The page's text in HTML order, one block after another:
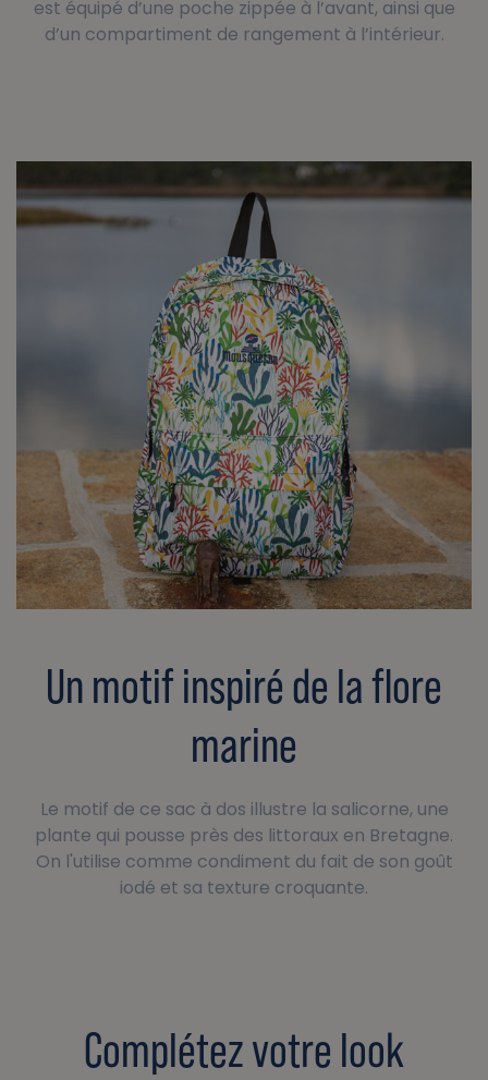
est équipé d’une poche zippée à l’avant, ainsi que
d’un compartiment de rangement à l’intérieur.
Un motif inspiré de la flore
marine
Le motif de ce sac à dos illustre la salicorne, une
plante qui pousse près des littoraux en Bretagne.
On l'utilise comme condiment du fait de son goût
iodé et sa texture croquante.
Complétez votre look